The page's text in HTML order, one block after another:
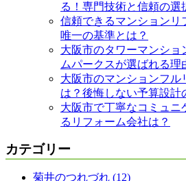
る！専門技術と信頼の選
信頼できるマンションリ
唯一の基準とは？
大阪市のタワーマンショ
ムパークスが選ばれる理
大阪市のマンションフル
は？後悔しない予算設計
大阪市で丁寧なコミュニ
るリフォーム会社は？
カテゴリー
菊井のつれづれ (12)